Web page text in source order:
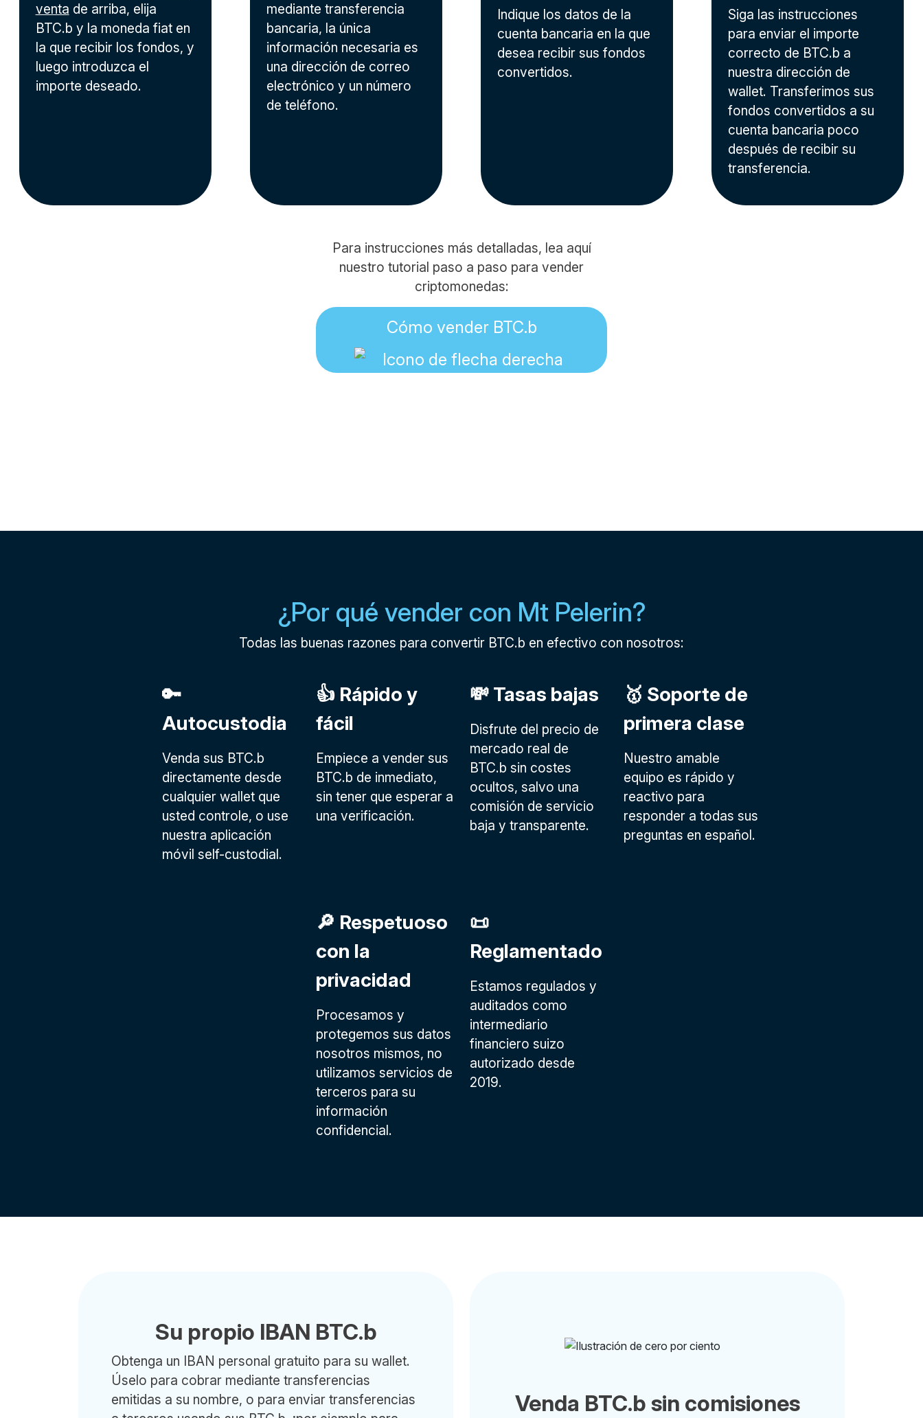
venta de arriba, elija
BTC.b y la moneda fiat en
la que recibir los fondos, y
luego introduzca el
importe deseado.
mediante transferencia
bancaria, la única
información necesaria es
una dirección de correo
electrónico y un número
de teléfono.
Indique los datos de la
cuenta bancaria en la que
desea recibir sus fondos
convertidos.
Siga las instrucciones
para enviar el importe
correcto de BTC.b a
nuestra dirección de
wallet. Transferimos sus
fondos convertidos a su
cuenta bancaria poco
después de recibir su
transferencia.
Para instrucciones más detalladas, lea aquí
nuestro tutorial paso a paso para vender
criptomonedas:
Cómo vender BTC.b
¿Por qué vender con Mt Pelerin?
Todas las buenas razones para convertir BTC.b en efectivo con nosotros:
🔑
Autocustodia
Venda sus BTC.b
directamente desde
cualquier wallet que
usted controle, o use
nuestra aplicación
móvil self-custodial.
👍 Rápido y
fácil
Empiece a vender sus
BTC.b de inmediato,
sin tener que esperar a
una verificación.
💸 Tasas bajas
Disfrute del precio de
mercado real de
BTC.b sin costes
ocultos, salvo una
comisión de servicio
baja y transparente.
🥇 Soporte de
primera clase
Nuestro amable
equipo es rápido y
reactivo para
responder a todas sus
preguntas en español.
🔎 Respetuoso
con la
privacidad
Procesamos y
protegemos sus datos
nosotros mismos, no
utilizamos servicios de
terceros para su
información
confidencial.
📜
Reglamentado
Estamos regulados y
auditados como
intermediario
financiero suizo
autorizado desde
2019.
Su propio IBAN BTC.b
Obtenga un IBAN personal gratuito para su wallet.
Úselo para cobrar mediante transferencias
emitidas a su nombre, o para enviar transferencias
Venda BTC.b sin comisiones